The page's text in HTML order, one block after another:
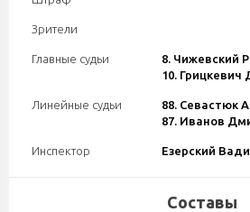
Зрители
Главные судьи
8. Чижевский
10. Грицкевич
Линейные судьи
88. Севастюк
87. Иванов
Инспектор Езерский
Составы